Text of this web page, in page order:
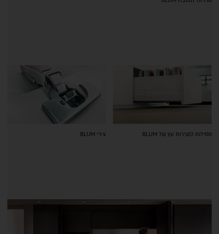
מסילות למגירות עץ של BLUM צירי BLUM